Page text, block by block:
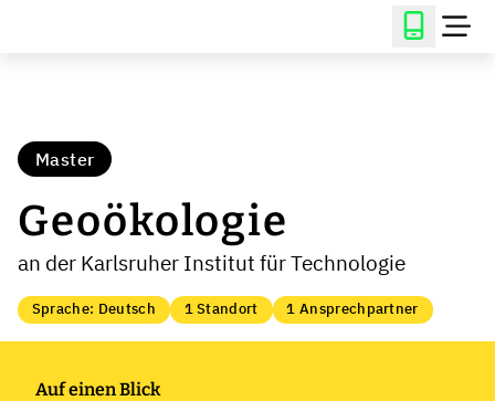
Master
Geoökologie
an der Karlsruher Institut für Technologie
Sprache: Deutsch 1 Standort 1 Ansprechpartner
Auf einen Blick